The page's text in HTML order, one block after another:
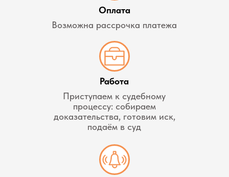
Работа
Приступаем к судебному
процессу: собираем
доказательства, готовим иск,
подаём в суд
Оплата
Возможна рассрочка платежа